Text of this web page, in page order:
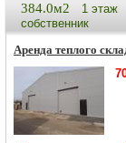
384.0м2 1 этаж
собственник
Аренда теплого